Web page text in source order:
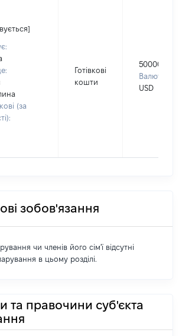
(за
Готівкові
кошти
50000
Валюта:
USD
зобов'язання
чи членів його сім'ї відсутні
в цьому розділі.
та правочини суб'єкта